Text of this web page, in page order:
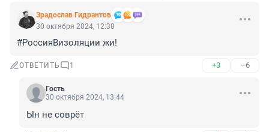
Зрадослав Гидрантов
30 октября 2024, 12:38
#РоссияВизоляции жи!
ОТВЕТИТЬ 1 +3 –6
Гость
30 октября 2024, 13:44
Ын не соврёт